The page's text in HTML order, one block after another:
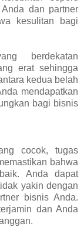
dan partner
kesulitan bagi
berdekatan
erat sehingga
kedua belah
mendapatkan
bagi bisnis
cocok, tugas
bahwa
Anda dapat
yakin dengan
bisnis Anda.
dan Anda